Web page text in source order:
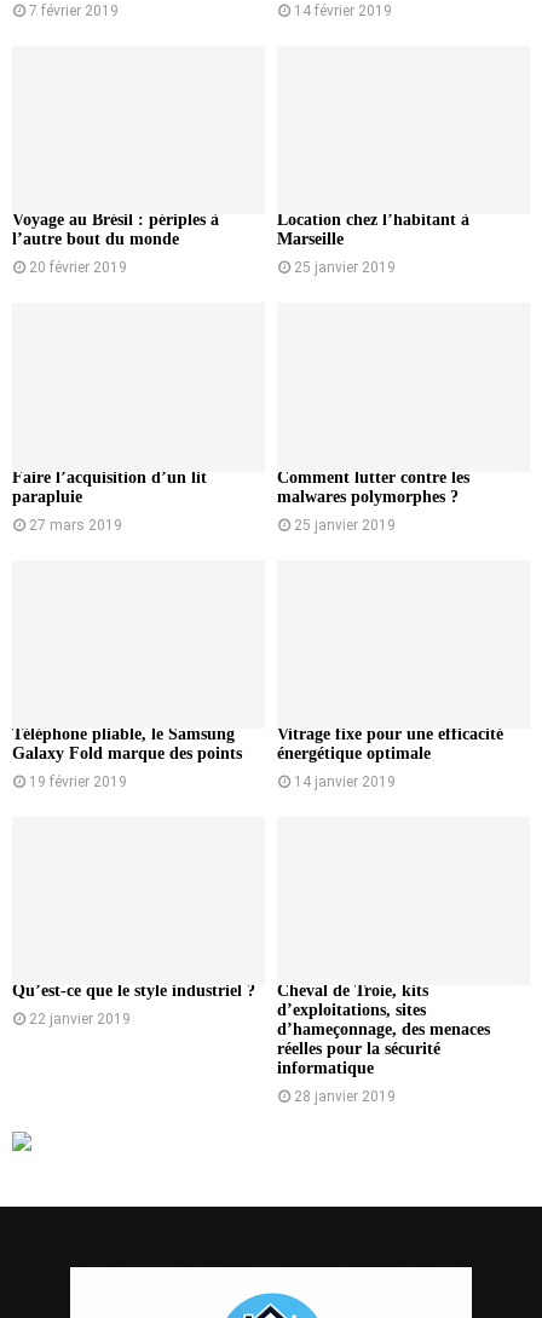
7 février 2019 14 février 2019
Voyage au Brésil : périples à
l’autre bout du monde
20 février 2019
Location chez l’habitant à
Marseille
25 janvier 2019
Faire l’acquisition d’un lit
parapluie
27 mars 2019
Comment lutter contre les
malwares polymorphes ?
25 janvier 2019
Téléphone pliable, le Samsung
Galaxy Fold marque des points
19 février 2019
Vitrage fixe pour une efficacité
énergétique optimale
14 janvier 2019
Qu’est-ce que le style industriel ?
22 janvier 2019
Cheval de Troie, kits
d’exploitations, sites
d’hameçonnage, des menaces
réelles pour la sécurité
informatique
28 janvier 2019